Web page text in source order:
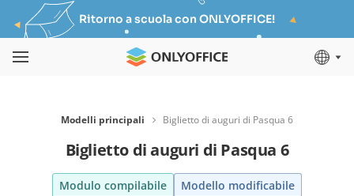
Ritorno a scuola con ONLYOFFICE!
Modelli principali Biglietto di auguri di Pasqua 6
Biglietto di auguri di Pasqua 6
Modulo compilabile Modello modificabile